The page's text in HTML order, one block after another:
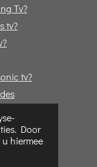
Door
hiermee
Tv?
tv?
tv?
online!